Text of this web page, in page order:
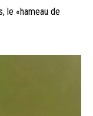
le «hameau de